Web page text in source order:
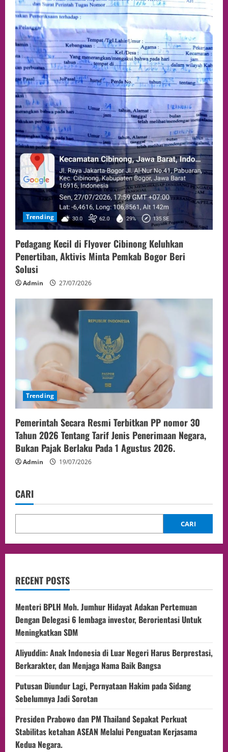
Trending
Pedagang Kecil di Flyover Cibinong Keluhkan
Penertiban, Aktivis Minta Pemkab Bogor Beri
Solusi
Admin 27/07/2026
Trending
Pemerintah Secara Resmi Terbitkan PP nomor 30
Tahun 2026 Tentang Tarif Jenis Penerimaan Negara,
Bukan Pajak Berlaku Pada 1 Agustus 2026.
Admin 19/07/2026
CARI
CARI
RECENT POSTS
Menteri BPLH Moh. Jumhur Hidayat Adakan Pertemuan
Dengan Delegasi 6 lembaga investor, Berorientasi Untuk
Meningkatkan SDM
Aliyuddin: Anak Indonesia di Luar Negeri Harus Berprestasi,
Berkarakter, dan Menjaga Nama Baik Bangsa
Putusan Diundur Lagi, Pernyataan Hakim pada Sidang
Sebelumnya Jadi Sorotan
Presiden Prabowo dan PM Thailand Sepakat Perkuat
Stabilitas ketahan ASEAN Melalui Penguatan Kerjasama
Kedua Negara.